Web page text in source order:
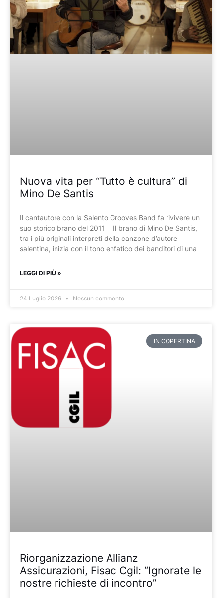
Nuova vita per “Tutto è cultura” di
Mino De Santis
Il cantautore con la Salento Grooves Band fa rivivere un
suo storico brano del 2011 Il brano di Mino De Santis,
tra i più originali interpreti della canzone d’autore
salentina, inizia con il tono enfatico dei banditori di una
LEGGI DI PIÙ »
24 Luglio 2026 Nessun commento
IN COPERTINA
Riorganizzazione Allianz
Assicurazioni, Fisac Cgil: “Ignorate le
nostre richieste di incontro”